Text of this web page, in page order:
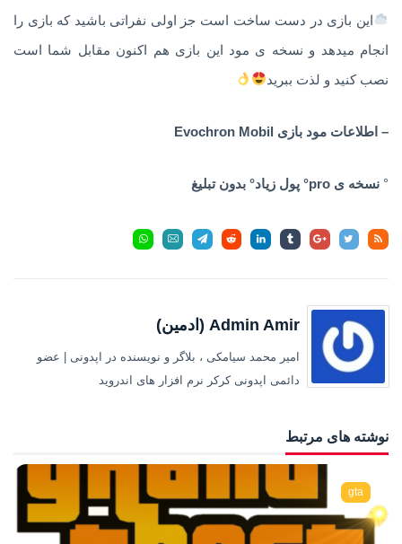
این بازی در دست ساخت است جز اولی نفراتی باشید که بازی را
انجام میدهد و نسخه ی مود این بازی هم اکنون مقابل شما است
نصب کنید و لذت ببرید
– اطلاعات مود بازی Evochron Mobil
‌‌‌‌‌° نسخه ی pro° پول زیاد° بدون تبلیغ
Admin Amir (ادمین)
امیر محمد سیامکی ، بلاگر و نویسنده در اپدونی | عضو
دائمی اپدونی کرکر نرم افزار های اندروید
نوشته های مرتبط
gta